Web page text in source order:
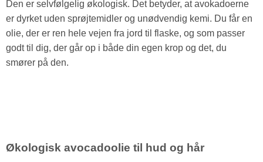
Den er selvfølgelig økologisk. Det betyder, at avokadoerne
er dyrket uden sprøjtemidler og unødvendig kemi. Du får en
olie, der er ren hele vejen fra jord til flaske, og som passer
godt til dig, der går op i både din egen krop og det, du
smører på den.
Økologisk avocadoolie til hud og hår